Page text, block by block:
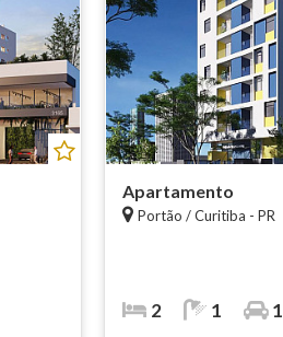
Apartamento
Portão / Curitiba - PR
2 1 1